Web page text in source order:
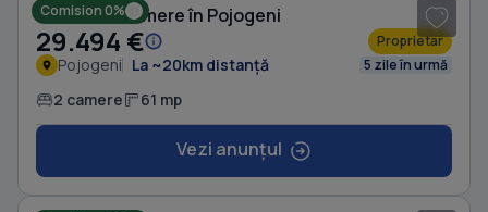
Comision 0%
Casă cu 2 camere în Pojogeni
29.494 € Proprietar
Pojogeni La ~20km distanță 5 zile în urmă
2 camere 61 mp
Vezi anunțul